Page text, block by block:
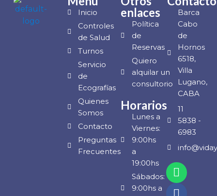
Inicio
Controles
de Salud
Turnos
Servicio
de
Ecografías
Quienes
Somos
Contacto
Preguntas
Frecuentes
enlaces
Política
de
Reservas
Quiero
alquilar un
consultorio
Horarios
Lunes a
Viernes:
9:00hs
a
19:00hs
Sábados:
9:00hs a
Barca
Cabo
de
Hornos
6518,
Villa
Lugano,
CABA
11
5838 -
6983